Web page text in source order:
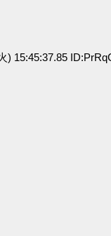
) 15:45:37.85